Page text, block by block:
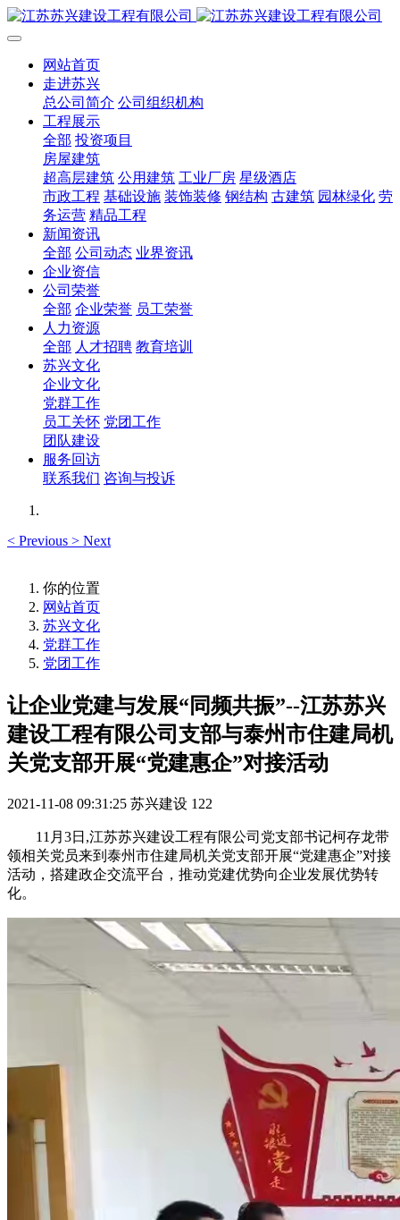
网站首页
走进苏兴
总公司简介 公司组织机构
工程展示
全部 投资项目
房屋建筑
超高层建筑 公用建筑 工业厂房 星级酒店
市政工程 基础设施 装饰装修 钢结构 古建筑 园林绿化 劳
务运营 精品工程
新闻资讯
全部 公司动态 业界资讯
企业资信
公司荣誉
全部 企业荣誉 员工荣誉
人力资源
全部 人才招聘 教育培训
苏兴文化
企业文化
党群工作
员工关怀 党团工作
团队建设
服务回访
联系我们 咨询与投诉
< Previous > Next
你的位置
网站首页
苏兴文化
党群工作
党团工作
让企业党建与发展“同频共振”--江苏苏兴
建设工程有限公司支部与泰州市住建局机
关党支部开展“党建惠企”对接活动
2021-11-08 09:31:25 苏兴建设 122
11月3日,江苏苏兴建设工程有限公司党支部书记柯存龙带
领相关党员来到泰州市住建局机关党支部开展“党建惠企”对接
活动，搭建政企交流平台，推动党建优势向企业发展优势转
化。